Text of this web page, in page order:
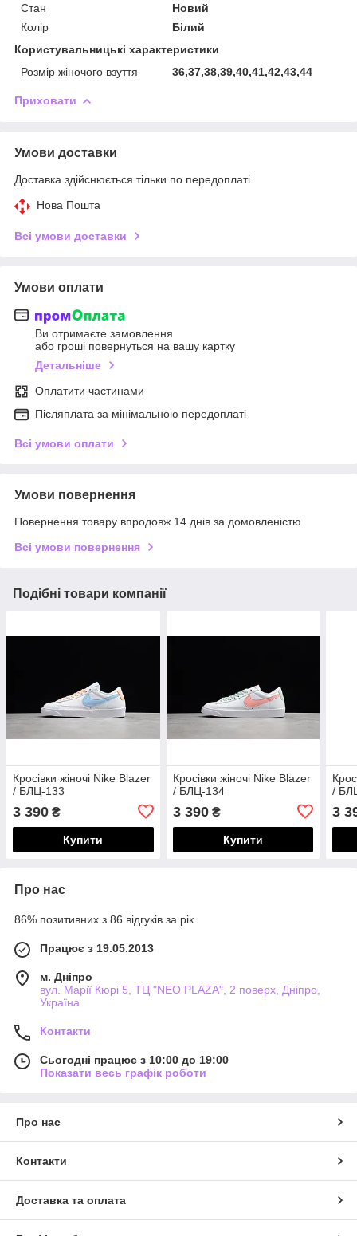
Стан
Новий
Колір
Білий
Користувальницькі характеристики
Розмір жіночого взуття
36,37,38,39,40,41,42,43,44
Приховати
Умови доставки
Доставка здійснюється тільки по передоплаті.
Нова Пошта
Всі умови доставки
Умови оплати
Ви отримаєте замовлення
або гроші повернуться на вашу картку
Детальніше
Оплатити частинами
Післяплата за мінімальною передоплаті
Всі умови оплати
Умови повернення
Повернення товару впродовж 14 днів за домовленістю
Всі умови повернення
Подібні товари компанії
Кросівки жіночі Nike Blazer
/ БЛЦ-133
3 390 ₴
Купити
Кросівки жіночі Nike Blazer
/ БЛЦ-134
3 390₴
Купити
/
3
Про нас
86% позитивних з 86 відгуків за рік
Працює з 19.05.2013
м. Дніпро
вул. Марії Кюрі 5, ТЦ "NEO PLAZA", 2 поверх, Дніпро,
Україна
Контакти
Сьогодні працює з 10:00 до 19:00
Показати весь графік роботи
Про нас
Контакти
Доставка та оплата